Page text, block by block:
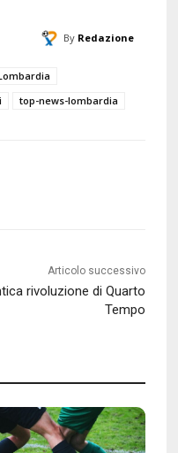
By Redazione
top-news-lombardia
Articolo successivo
rivoluzione di Quarto
Tempo